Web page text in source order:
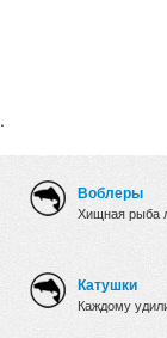
.
Воблеры
Хищная рыба
Катушки
Каждому